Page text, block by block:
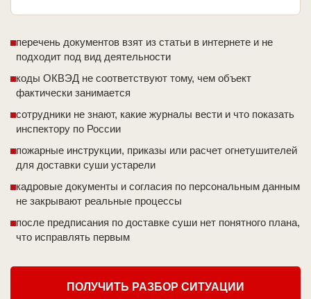
перечень документов взят из статьи в интернете и не
подходит под вид деятельности
коды ОКВЭД не соответствуют тому, чем объект
фактически занимается
сотрудники не знают, какие журналы вести и что показать
инспектору по России
пожарные инструкции, приказы или расчет огнетушителей
для доставки суши устарели
кадровые документы и согласия по персональным данным
не закрывают реальные процессы
после предписания по доставке суши нет понятного плана,
что исправлять первым
ПОЛУЧИТЬ РАЗБОР СИТУАЦИИ